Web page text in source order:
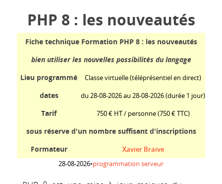
PHP 8 : les nouveautés
Fiche technique Formation PHP 8 : les nouveautés
bien utiliser les nouvelles possibilités du langage
Lieu programmé
Classe virtuelle (téléprésentiel en direct)
dates du 28-08-2026 au 28-08-2026 (durée 1 jour)
Tarif 750 € HT / personne(750 € TTC)
sous réserve d'un nombre suffisant d'inscriptions
Formateur
Xavier Braive
28-08-2026•programmation serveur